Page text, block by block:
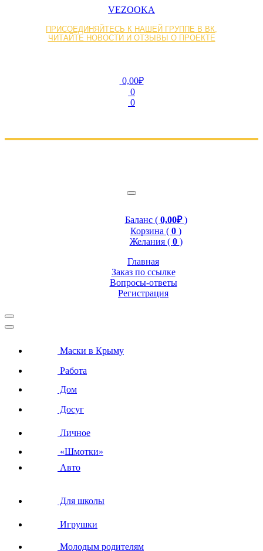
VEZOOKA
ПРИСОЕДИНЯЙТЕСЬ К НАШЕЙ ГРУППЕ В ВК,
ЧИТАЙТЕ НОВОСТИ И ОТЗЫВЫ О ПРОЕКТЕ
0,00₽
0
0
Баланс ( 0,00₽)
Корзина ( 0 )
Желания ( 0 )
Главная
Заказ по ссылке
Вопросы-ответы
Регистрация
Маски в Крыму
Работа
Дом
Досуг
Личное
«Шмотки»
Авто
Для школы
Игрушки
Молодым родителям